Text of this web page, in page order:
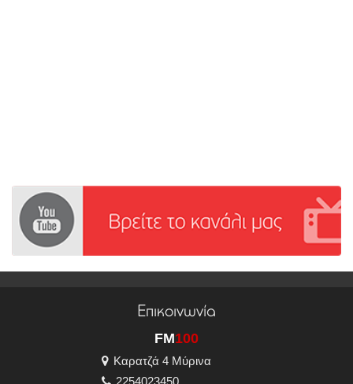
Επικοινωνία
FM100
Καρατζά 4 Μύρινα
2254023450